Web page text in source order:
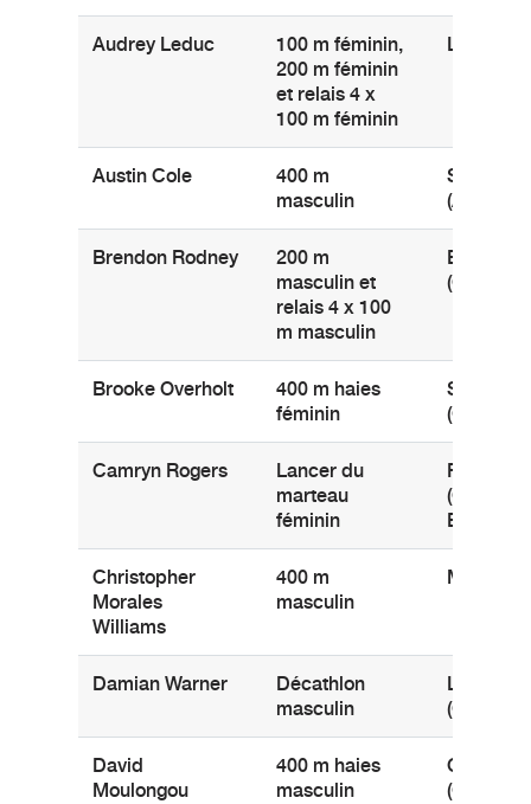
Audrey Leduc
100 m féminin,
200 m féminin
et relais 4 x
100 m féminin
Laval
Austin Cole
400 m
masculin
(Alberta)
Brendon Rodney
200 m
masculin et
relais 4 x 100
m masculin
(Ontario)
Brooke Overholt
400 m haies
féminin
St. Marys
(Ontario)
Camryn Rogers
Lancer du
marteau
féminin
Christopher
Morales
Williams
400 m
masculin
Maple
Damian Warner
Décathlon
masculin
London
(Ontario)
David
Moulongou
400 m haies
masculin
Ottawa
(Ontario)